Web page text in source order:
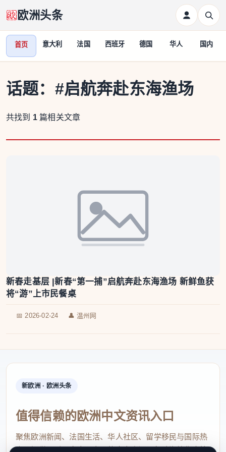
欧洲头条
首页 意大利 法国 西班牙 德国 华人 国内
话题： #启航奔赴东海渔场
共找到 1 篇相关文章
新春走基层 |新春“第一捕”启航奔赴东海渔场 新鲜鱼获
将“游”上市民餐桌
📅 2026-02-24 👤 温州网
新欧洲 · 欧洲头条
值得信赖的欧洲中文资讯入口
聚焦欧洲新闻、法国生活、华人社区、留学移民与国际热
点，提供及时、真实、实用的中文资讯，帮助海外华人快